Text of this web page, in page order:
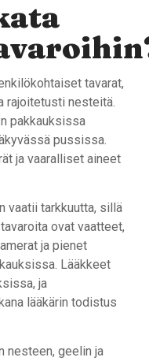
tavarat,
rajoitetusti nesteitä.
pakkauksissa
pussissa.
ja vaaralliset aineet
vaatii tarkkuutta, sillä
ovat vaatteet,
ja pienet
Lääkkeet
ja
lääkärin todistus
nesteen, geelin ja